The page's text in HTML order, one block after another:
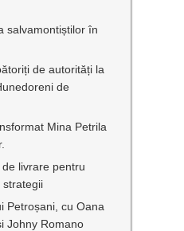
salvamontiștilor în
de autorități la
de
Mina Petrila
livrare pentru
strategii
Petroșani, cu Oana
Johny Romano